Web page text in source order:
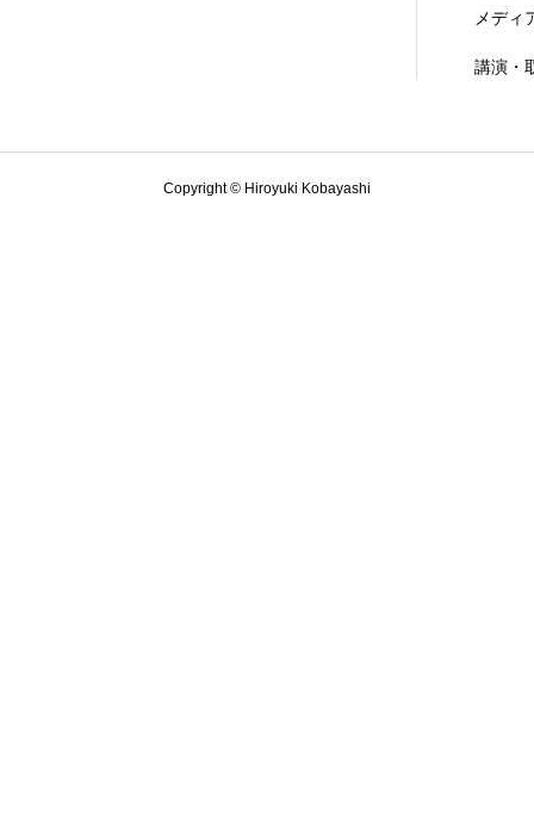
メディ
講演・
Copyright © Hiroyuki Kobayashi